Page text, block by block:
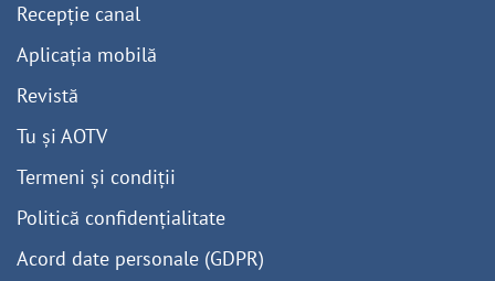
Recepție canal
Aplicația mobilă
Revistă
Tu și AOTV
Termeni și condiții
Politică confidențialitate
Acord date personale (GDPR)